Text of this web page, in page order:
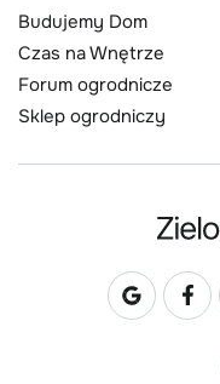
Budujemy Dom
Czas na Wnętrze
Forum ogrodnicze
Sklep ogrodniczy